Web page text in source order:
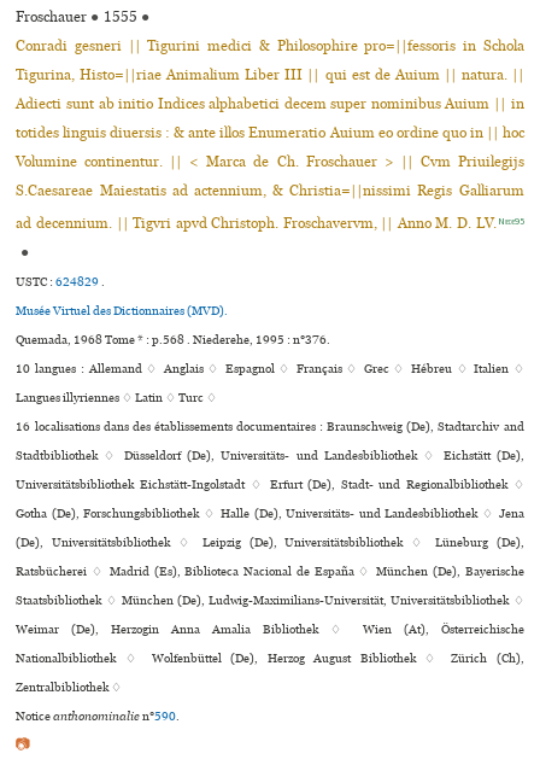
Froschauer ● 1555 ●
Conradi gesneri || Tigurini medici & Philosophire pro=||fessoris in Schola
Tigurina, Histo=||riae Animalium Liber III || qui est de Auium || natura. ||
Adiecti sunt ab initio Indices alphabetici decem super nominibus Auium || in
totides linguis diuersis : & ante illos Enumeratio Auium eo ordine quo in || hoc
Volumine continentur. || < Marca de Ch. Froschauer > || Cvm Priuilegijs
S.Caesareae Maiestatis ad actennium, & Christia=||nissimi Regis Galliarum
ad decennium. || Tigvri apvd Christoph. Froschavervm, || Anno M. D. LV. Niede95
●
USTC :624829.
Musée Virtuel des Dictionnaires (MVD).
Quemada, 1968 Tome * : p.568 . Niederehe, 1995 : n°376.
10 langues :Allemand ♢Anglais ♢ Espagnol ♢ Français ♢ Grec ♢ Hébreu ♢ Italien ♢
Langues illyriennes ♢Latin ♢Turc ♢
16 localisations dans des établissements documentaires : Braunschweig (De), Stadtarchiv and
Stadtbibliothek ♢ Düsseldorf (De), Universitäts- und Landesbibliothek ♢ Eichstätt (De),
Universitätsbibliothek Eichstätt-Ingolstadt ♢ Erfurt (De), Stadt- und Regionalbibliothek ♢
Gotha (De), Forschungsbibliothek ♢ Halle (De), Universitäts- und Landesbibliothek ♢ Jena
(De), Universitätsbibliothek ♢ Leipzig (De), Universitätsbibliothek ♢ Lüneburg (De),
Ratsbücherei ♢ Madrid (Es), Biblioteca Nacional de España ♢ München (De), Bayerische
Staatsbibliothek ♢ München (De), Ludwig-Maximilians-Universität, Universitätsbibliothek ♢
Weimar (De), Herzogin Anna Amalia Bibliothek ♢ Wien (At), Österreichische
Nationalbibliothek ♢ Wolfenbüttel (De), Herzog August Bibliothek ♢ Zürich (Ch),
Zentralbibliothek ♢
Noticeanthonominalien°590.
📷